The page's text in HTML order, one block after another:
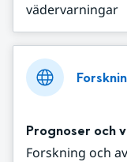
vädervarningar
Prognoser och
Forskning och